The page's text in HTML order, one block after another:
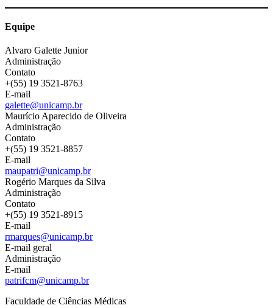
Equipe
Alvaro Galette Junior
Administração
Contato
+(55) 19 3521-8763
E-mail
galette@unicamp.br
Maurício Aparecido de Oliveira
Administração
Contato
+(55) 19 3521-8857
E-mail
maupatri@unicamp.br
Rogério Marques da Silva
Administração
Contato
+(55) 19 3521-8915
E-mail
rmarques@unicamp.br
E-mail geral
Administração
E-mail
patrifcm@unicamp.br
Faculdade de Ciências Médicas